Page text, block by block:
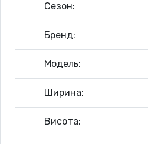
Сезон:
Бренд:
Модель:
Ширина:
Висота: